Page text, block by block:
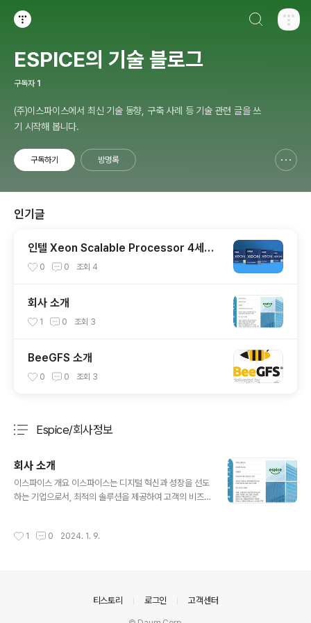
ESPICE의 기술 블로그
구독자 1
(주)이스파이스에서 최신 기술 동향, 구축 사례 등 기술 관련 글을 쓰
기 시작해 봅니다.
구독하기 방명록
인기글
인텔 Xeon Scalable Processor 4세대
출시
0 0 조회 4
회사 소개
1 0 조회 3
BeeGFS 소개
0 0 조회 3
Espice/회사정보
회사 소개
이스파이스 개요 이스파이스는 디지털 혁신과 성장을 선도
하는 기업으로서, 최적의 솔루션을 제공하여 고객의 비즈
1 0 2024. 1. 9.
티스토리 로그인 고객센터